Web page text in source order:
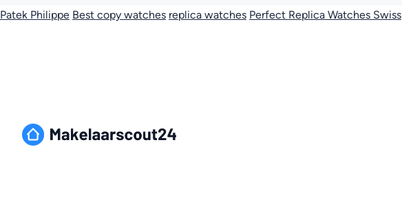
Patek Philippe Best copy watches replica watches Perfect Replica Watches Swiss